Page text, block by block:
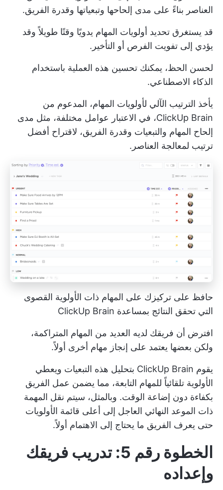
العناصر بناءً على مدى إلحاحها وتبعياتها وقدرة الفريق.
قد يستغرق تحديد أولويات المهام يدويًا وقتًا طويلاً وقد
يؤدي إلى تفويت الفرص أو التأخير.
لحسن الحظ، يمكنك تحسين هذه العملية باستخدام
الذكاء الاصطناعي.
يأخذ الترتيب الآلي لأولويات المهام، المدعوم من
ClickUp Brain، في الاعتبار عوامل مختلفة، مثل مدى
إلحاح المهام والتبعيات وقدرة الفريق، لاقتراح أفضل
ترتيب لمعالجة العناصر.
حافظ على تركيزك على المهام ذات الأولوية القصوى
التي تحقق النتائج بمساعدة ClickUp Brain
افترض أن فريقك لديه العديد من المهام المتراكمة،
ولكن بعضها يعتمد على إنجاز مهام أخرى أولاً.
يقوم ClickUp Brain بتحليل هذه التبعيات ويعطي
الأولوية تلقائياً للمهام التابعة، مما يضمن عمل الفريق
بكفاءة دون إضاعة الوقت. وبالمثل، سيتم نقل المهمة
ذات الموعد النهائي العاجل إلى أعلى قائمة الأولويات
حتى يعرف الفريق ما يحتاج إلى الاهتمام أولاً.
الخطوة رقم 5: تدريب فريقك
وإعداده